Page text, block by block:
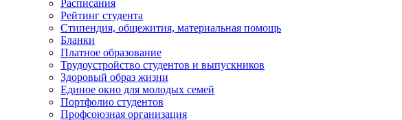
Расписания
Рейтинг студента
Стипендия, общежития, материальная помощь
Бланки
Платное образование
Трудоустройство студентов и выпускников
Здоровый образ жизни
Единое окно для молодых семей
Портфолио студентов
Профсоюзная организация